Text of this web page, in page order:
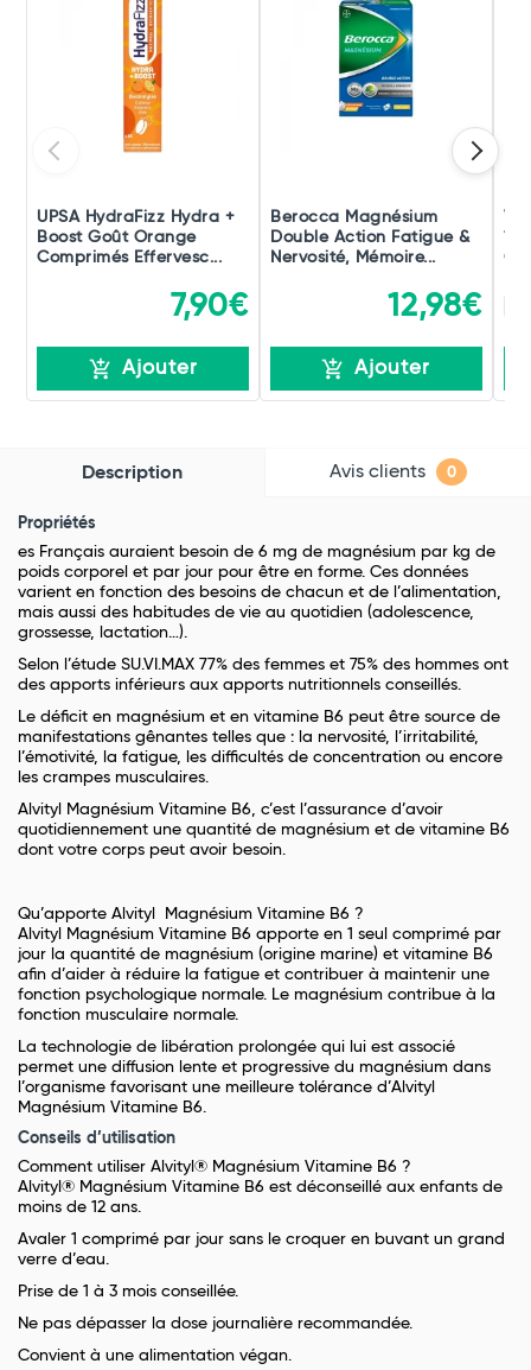
UPSA HydraFizz Hydra +
Boost Goût Orange
Comprimés Effervesc...
7,90€
Ajouter
Berocca Magnésium
Double Action Fatigue &
Nervosité, Mémoire...
12,98€
Ajouter
Description Avis clients 0
Propriétés
es Français auraient besoin de 6 mg de magnésium par kg de
poids corporel et par jour pour être en forme. Ces données
varient en fonction des besoins de chacun et de l’alimentation,
mais aussi des habitudes de vie au quotidien (adolescence,
grossesse, lactation…).
Selon l’étude SU.VI.MAX 77% des femmes et 75% des hommes ont
des apports inférieurs aux apports nutritionnels conseillés.
Le déficit en magnésium et en vitamine B6 peut être source de
manifestations gênantes telles que : la nervosité, l’irritabilité,
l’émotivité, la fatigue, les difficultés de concentration ou encore
les crampes musculaires.
Alvityl Magnésium Vitamine B6, c’est l’assurance d’avoir
quotidiennement une quantité de magnésium et de vitamine B6
dont votre corps peut avoir besoin.
Qu’apporte Alvityl Magnésium Vitamine B6 ?
Alvityl Magnésium Vitamine B6 apporte en 1 seul comprimé par
jour la quantité de magnésium (origine marine) et vitamine B6
afin d’aider à réduire la fatigue et contribuer à maintenir une
fonction psychologique normale. Le magnésium contribue à la
fonction musculaire normale.
La technologie de libération prolongée qui lui est associé
permet une diffusion lente et progressive du magnésium dans
l’organisme favorisant une meilleure tolérance d’Alvityl
Magnésium Vitamine B6.
Conseils d’utilisation
Comment utiliser Alvityl® Magnésium Vitamine B6 ?
Alvityl® Magnésium Vitamine B6 est déconseillé aux enfants de
moins de 12 ans.
Avaler 1 comprimé par jour sans le croquer en buvant un grand
verre d’eau.
Prise de 1 à 3 mois conseillée.
Ne pas dépasser la dose journalière recommandée.
Convient à une alimentation végan.